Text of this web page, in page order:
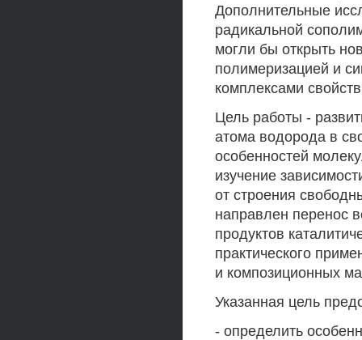
Дополнительные
радикальной
могли бы открыть
полимеризацией и
комплексами
Цель работы -
атома водорода в
особенностей
изучение
от строения
направлен перенос
продуктов
практического
и композиционных
Указанная цель
- определить